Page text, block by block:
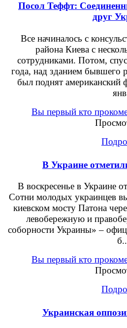
Посол Теффт:
друг
Все начиналось с
района Киева с
сотрудниками. Потом,
года, над зданием бывшего
был поднят американский
Вы первый кто
В Украине
В воскресенье в Украине
Сотни молодых украинцев
киевском мосту Патона
левобережную и
соборности Украины» –
Вы первый кто
Украинская